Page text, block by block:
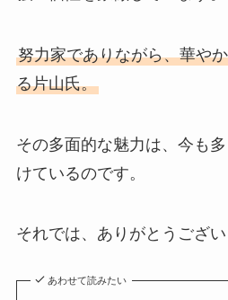
努力家でありながら、華や
る片山氏。
その多面的な魅力は、今も
けているのです。
それでは、ありがとうござい
あわせて読みたい